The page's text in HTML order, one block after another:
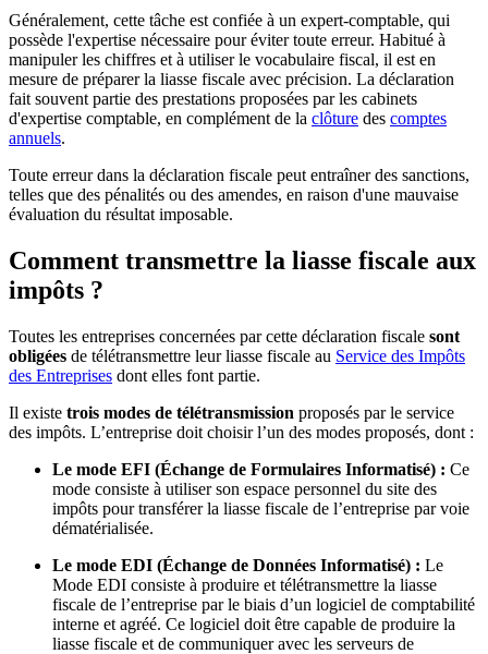
Généralement, cette tâche est confiée à un expert-comptable, qui
possède l'expertise nécessaire pour éviter toute erreur. Habitué à
manipuler les chiffres et à utiliser le vocabulaire fiscal, il est en
mesure de préparer la liasse fiscale avec précision. La déclaration
fait souvent partie des prestations proposées par les cabinets
d'expertise comptable, en complément de la clôture des comptes
annuels.
Toute erreur dans la déclaration fiscale peut entraîner des sanctions,
telles que des pénalités ou des amendes, en raison d'une mauvaise
évaluation du résultat imposable.
Comment transmettre la liasse fiscale aux
impôts ?
Toutes les entreprises concernées par cette déclaration fiscale sont
obligées de télétransmettre leur liasse fiscale au Service des Impôts
des Entreprises dont elles font partie.
Il existe trois modes de télétransmission proposés par le service
des impôts. L’entreprise doit choisir l’un des modes proposés, dont :
Le mode EFI (Échange de Formulaires Informatisé) : Ce
mode consiste à utiliser son espace personnel du site des
impôts pour transférer la liasse fiscale de l’entreprise par voie
dématérialisée.
Le mode EDI (Échange de Données Informatisé) : Le
Mode EDI consiste à produire et télétransmettre la liasse
fiscale de l’entreprise par le biais d’un logiciel de comptabilité
interne et agréé. Ce logiciel doit être capable de produire la
liasse fiscale et de communiquer avec les serveurs de